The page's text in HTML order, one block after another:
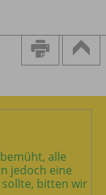
alle
jedoch eine
bitten wir